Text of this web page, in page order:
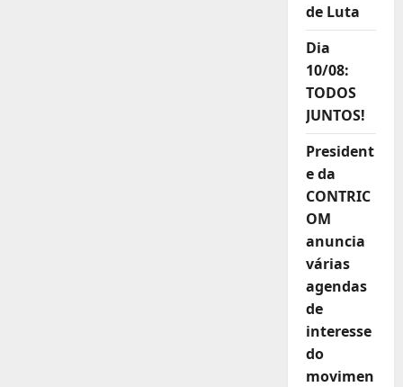
de Luta
Dia
10/08:
TODOS
JUNTOS!
President
e da
CONTRIC
OM
anuncia
várias
agendas
de
interesse
do
movimen